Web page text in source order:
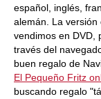
español, inglés,
alemán. La versión
vendimos en DVD,
través del
buen regalo de
El Pequeño Fritz
buscando regalo